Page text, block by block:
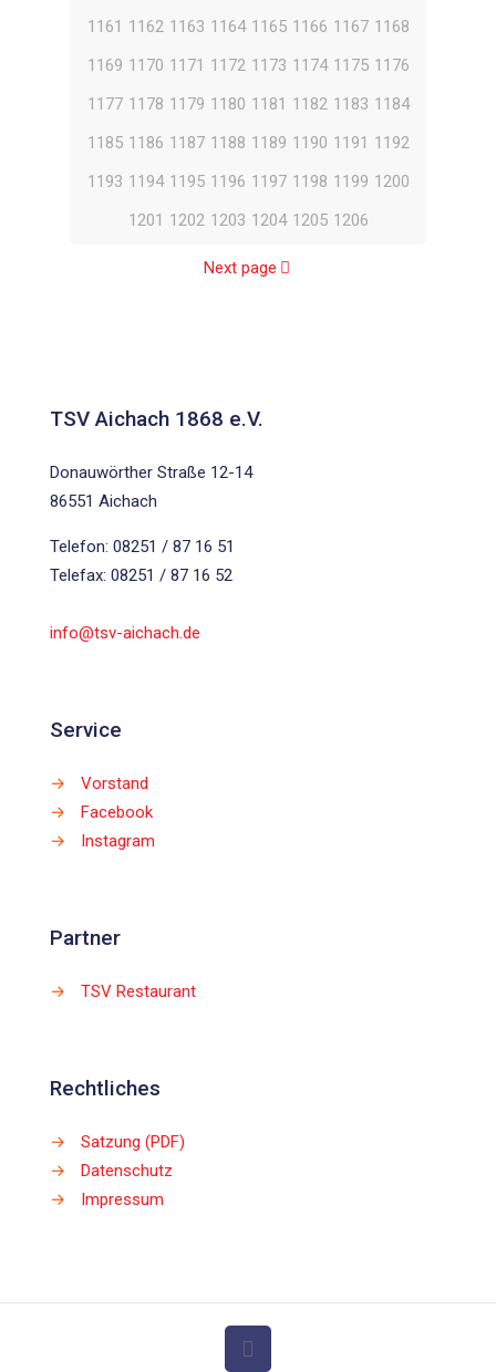
1161 1162 1163 1164 1165 1166 1167 1168
1169 1170 1171 1172 1173 1174 1175 1176
1177 1178 1179 1180 1181 1182 1183 1184
1185 1186 1187 1188 1189 1190 1191 1192
1193 1194 1195 1196 1197 1198 1199 1200
1201 1202 1203 1204 1205 1206
Next page
TSV Aichach 1868 e.V.
Donauwörther Straße 12-14
86551 Aichach
Telefon: 08251 / 87 16 51
Telefax: 08251 / 87 16 52
info@tsv-aichach.de
Service
→
Vorstand
→
Facebook
→
Instagram
Partner
→ TSV Restaurant
Rechtliches
→
Satzung (PDF)
→
Datenschutz
→
Impressum